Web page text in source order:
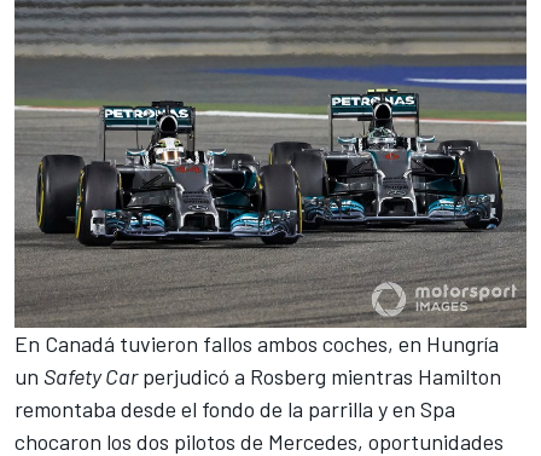
En Canadá tuvieron fallos ambos coches, en Hungría
un Safety Carperjudicó a Rosberg mientras Hamilton
remontaba desde el fondo de la parrilla y en Spa
chocaron los dos pilotos de Mercedes, oportunidades